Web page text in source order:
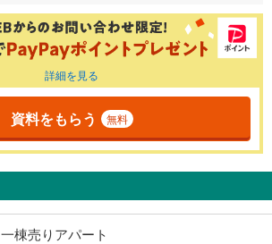
詳細を見る
資料をもらう 無料
一棟売りアパート